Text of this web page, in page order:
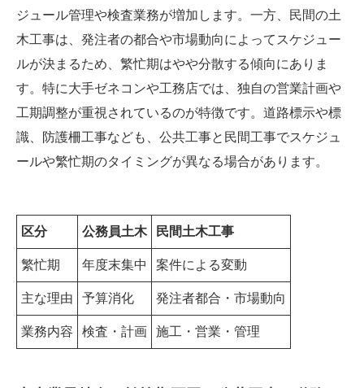
ジュール管理や検査業務が増加します。一方、民間の土
木工事は、発注者の都合や市場動向によってスケジュー
ルが決まるため、繁忙期はやや分散する傾向にありま
す。特に大手ゼネコンや工務店では、独自の営業計画や
工期調整が重視されているのが特徴です。道路標示や標
識、防護柵工事なども、公共工事と民間工事でスケジュ
ールや繁忙期のタイミングが異なる場合があります。
区分 公務員土木 民間土木工事
繁忙期 年度末集中 案件による変動
主な理由 予算消化 発注者都合・市場動向
業務内容 検査・計画 施工・営業・管理